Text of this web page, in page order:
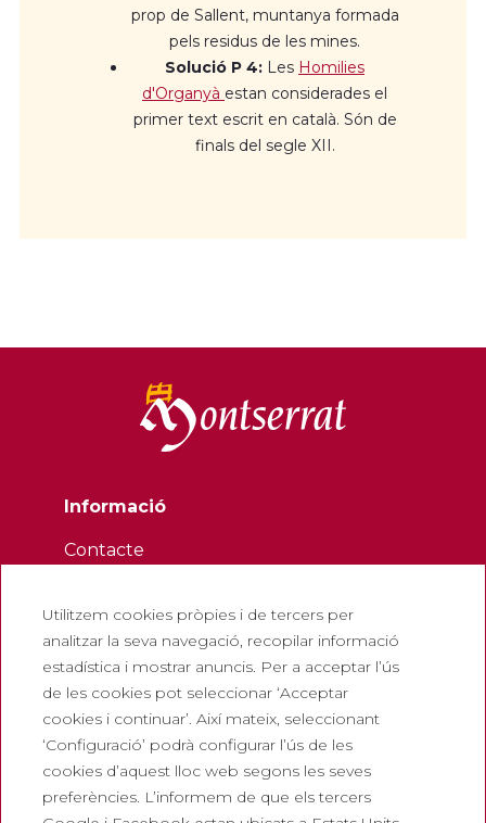
prop de Sallent, muntanya formada
pels residus de les mines.
Solució P 4: Les Homilies
d'Organyà estan considerades el
primer text escrit en català. Són de
finals del segle XII.
Informació
Contacte
Treballa amb nosaltres
Preguntes freqüents
Entrada turística
Política de privadesa
Utilitzem cookies pròpies i de tercers per
analitzar la seva navegació, recopilar informació
estadística i mostrar anuncis. Per a acceptar l’ús
de les cookies pot seleccionar ‘Acceptar
cookies i continuar’. Així mateix, seleccionant
‘Configuració’ podrà configurar l’ús de les
cookies d’aquest lloc web segons les seves
preferències. L’informem de que els tercers